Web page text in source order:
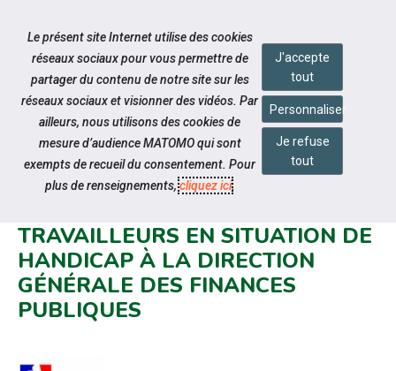
Aller au contenu
Notre actualité
RECRUTEMENT PAR LA VOIE
TRAVAILLEURS EN SITUATION DE
HANDICAP À LA DIRECTION
GÉNÉRALE DES FINANCES
PUBLIQUES
Le présent site Internet utilise des cookies
réseaux sociaux pour vous permettre de
partager du contenu de notre site sur les
réseaux sociaux et visionner des vidéos. Par
ailleurs, nous utilisons des cookies de
mesure d’audience MATOMO qui sont
exempts de recueil du consentement. Pour
plus de renseignements,cliquez ici.
J'accepte
tout
Personnaliser
Je refuse
tout